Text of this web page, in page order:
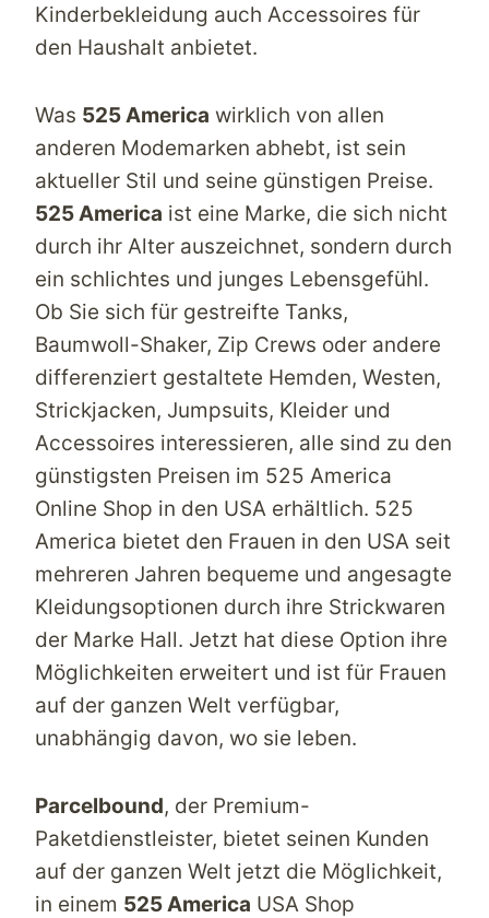
Kinderbekleidung auch Accessoires für
den Haushalt anbietet.
Was 525 America wirklich von allen
anderen Modemarken abhebt, ist sein
aktueller Stil und seine günstigen Preise.
525 America ist eine Marke, die sich nicht
durch ihr Alter auszeichnet, sondern durch
ein schlichtes und junges Lebensgefühl.
Ob Sie sich für gestreifte Tanks,
Baumwoll-Shaker, Zip Crews oder andere
differenziert gestaltete Hemden, Westen,
Strickjacken, Jumpsuits, Kleider und
Accessoires interessieren, alle sind zu den
günstigsten Preisen im 525 America
Online Shop in den USA erhältlich. 525
America bietet den Frauen in den USA seit
mehreren Jahren bequeme und angesagte
Kleidungsoptionen durch ihre Strickwaren
der Marke Hall. Jetzt hat diese Option ihre
Möglichkeiten erweitert und ist für Frauen
auf der ganzen Welt verfügbar,
unabhängig davon, wo sie leben.
Parcelbound, der Premium-
Paketdienstleister, bietet seinen Kunden
auf der ganzen Welt jetzt die Möglichkeit,
in einem 525 America USA Shop